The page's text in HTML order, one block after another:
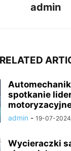
admin
RELATED
spotkanie
admin - 19-07-2024
Wycieraczki